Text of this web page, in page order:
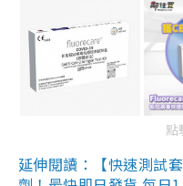
點
延伸閱讀：【快速測試